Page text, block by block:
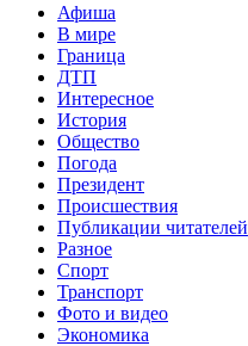
Афиша
В мире
Граница
ДТП
Интересное
История
Общество
Погода
Президент
Происшествия
Публикации читателей
Разное
Спорт
Транспорт
Фото и видео
Экономика